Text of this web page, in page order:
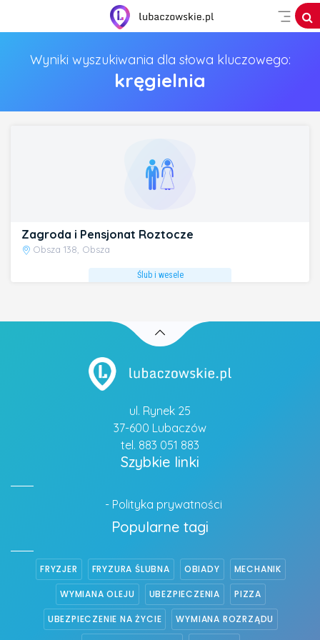
Wyniki wyszukiwania dla słowa kluczowego:
kręgielnia
Zagroda i Pensjonat Roztocze
Obsza 138, Obsza
Ślub i wesele
ul. Rynek 25
37-600 Lubaczów
tel. 883 051 883
Szybkie linki
- Polityka prywatności
Popularne tagi
FRYZJER FRYZURA ŚLUBNA OBIADY MECHANIK
WYMIANA OLEJU UBEZPIECZENIA PIZZA
UBEZPIECZENIE NA ŻYCIE WYMIANA ROZRZĄDU